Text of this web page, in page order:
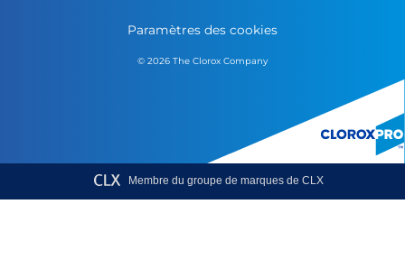
Paramètres des cookies
© 2026 The Clorox Company
Membre du groupe de marques de CLX